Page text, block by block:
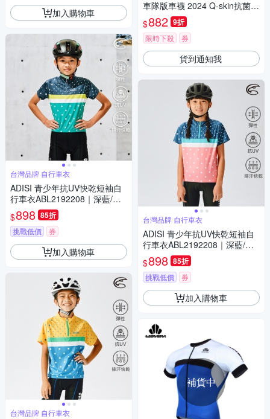
加入購物車
台灣品牌 自行車衣
ADISI 青少年抗UV快乾短袖自
行車衣ABL2192208｜深藍/薄
荷綠
$898 85折
挑戰低價 券
加入購物車
台灣品牌 自行車衣
車隊版車襪 2024 Q-skin抗菌/
車隊/襪子/長襪/車襪/透氣車襪/
機能襪
$882 9折
限時下殺 券
貨到通知我
台灣品牌 自行車衣
ADISI 青少年抗UV快乾短袖自
行車衣ABL2192208｜深藍/櫻
粉
$898 85折
挑戰低價 券
加入購物車
補貨中